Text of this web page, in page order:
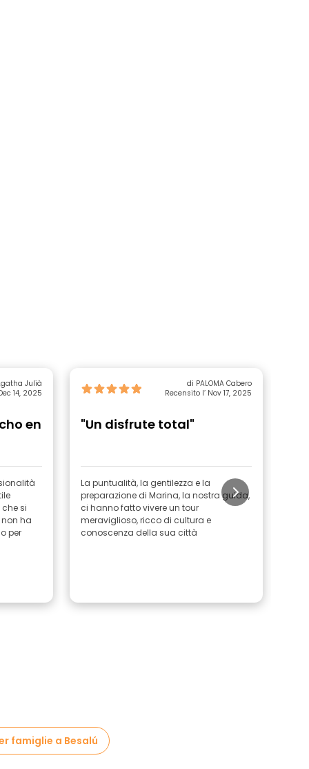
Julià
14, 2025
en
si
ha
per
di PALOMA Cabero
Recensito l’ Nov 17, 2025
"Un disfrute total"
La puntualità, la gentilezza e la
preparazione di Marina, la nostra guida,
ci hanno fatto vivere un tour
meraviglioso, ricco di cultura e
conoscenza della sua città
famiglie a Besalú